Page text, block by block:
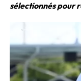
sélectionnés pour